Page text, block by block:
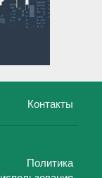
Контакты
Политика